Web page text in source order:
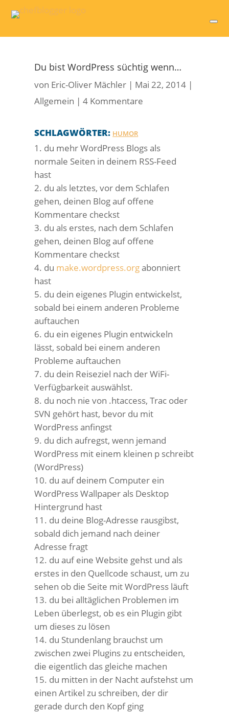
Du bist WordPress süchtig wenn…
von Eric-Oliver Mächler | Mai 22, 2014 |
Allgemein |4 Kommentare
SCHLAGWÖRTER: HUMOR
du mehr WordPress Blogs als
normale Seiten in deinem RSS-Feed
hast
du als letztes, vor dem Schlafen
gehen, deinen Blog auf offene
Kommentare checkst
du als erstes, nach dem Schlafen
gehen, deinen Blog auf offene
Kommentare checkst
du make.wordpress.orgabonniert
hast
du dein eigenes Plugin entwickelst,
sobald bei einem anderen Probleme
auftauchen
du ein eigenes Plugin entwickeln
lässt, sobald bei einem anderen
Probleme auftauchen
du dein Reiseziel nach der WiFi-
Verfügbarkeit auswählst.
du noch nie von .htaccess, Trac oder
SVN gehört hast, bevor du mit
WordPress anfingst
du dich aufregst, wenn jemand
WordPress mit einem kleinen p schreibt
(WordPress)
du auf deinem Computer ein
WordPress Wallpaper als Desktop
Hintergrund hast
du deine Blog-Adresse rausgibst,
sobald dich jemand nach deiner
Adresse fragt
du auf eine Website gehst und als
erstes in den Quellcode schaust, um zu
sehen ob die Seite mit WordPress läuft
du bei alltäglichen Problemen im
Leben überlegst, ob es ein Plugin gibt
um dieses zu lösen
du Stundenlang brauchst um
zwischen zwei Plugins zu entscheiden,
die eigentlich das gleiche machen
du mitten in der Nacht aufstehst um
einen Artikel zu schreiben, der dir
gerade durch den Kopf ging